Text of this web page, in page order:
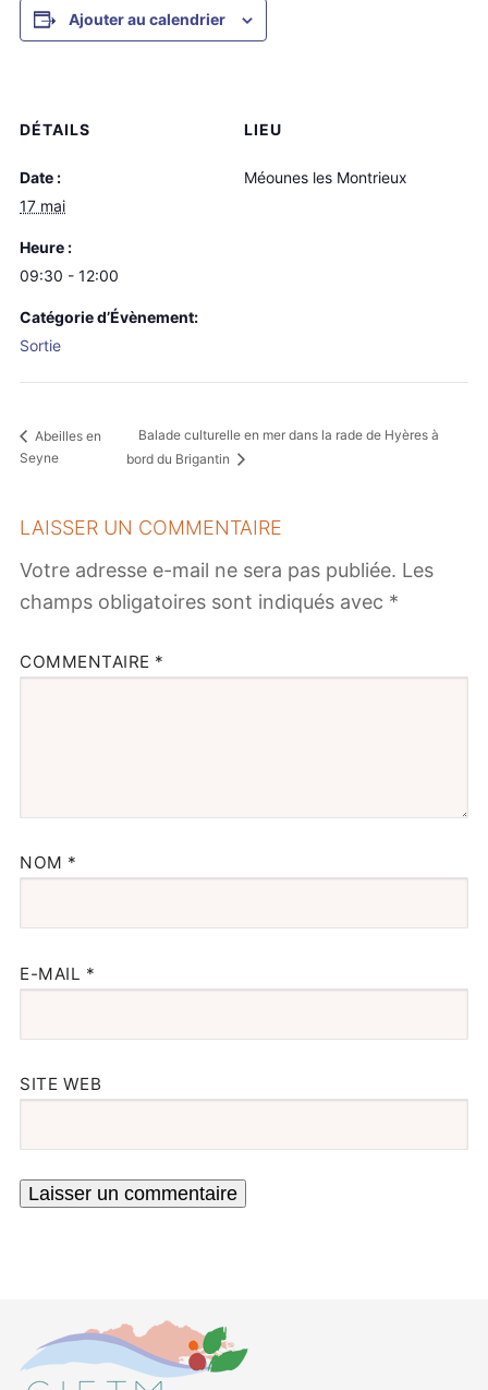
Ajouter au calendrier
DÉTAILS
Date :
17 mai
Heure :
09:30 - 12:00
Catégorie d’Évènement:
Sortie
LIEU
Méounes les Montrieux
Abeilles en
Seyne
Balade culturelle en mer dans la rade de Hyères à
bord du Brigantin
LAISSER UN COMMENTAIRE
Votre adresse e-mail ne sera pas publiée. Les
champs obligatoires sont indiqués avec *
COMMENTAIRE *
NOM *
E-MAIL *
SITE WEB